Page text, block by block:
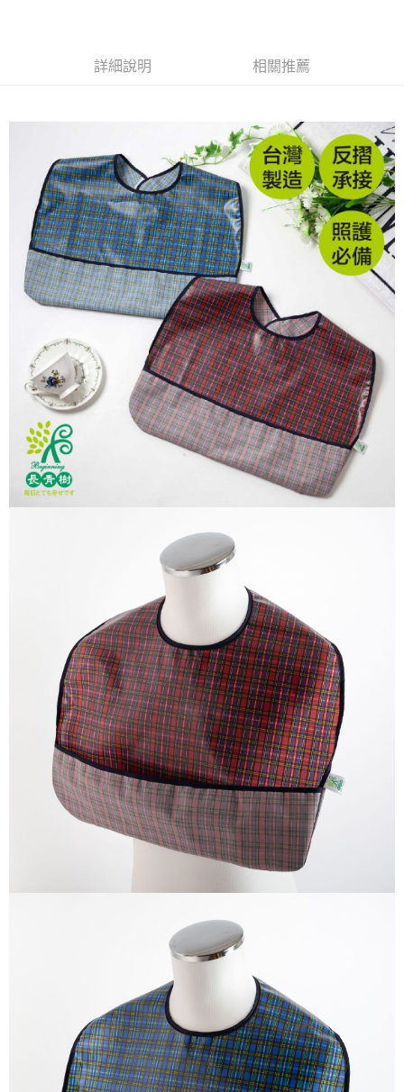
每筆NT$65，滿NT$1,200(含以上)免運費
付款後7-11取貨
每筆NT$65，滿NT$1,200(含以上)免運費
宅配
每筆NT$90，滿NT$1,500(含以上)免運費
宅配離島（澎湖金門馬祖小琉球）
每筆NT$90，滿NT$1,500(含以上)免運費
詳細說明 相關推薦